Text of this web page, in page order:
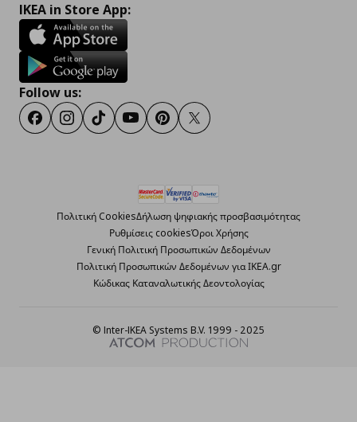
IKEA in Store App:
Follow us:
FacebookInstagram
TikTokYoutubePinterestTwitter
Πολιτική CookiesΔήλωση ψηφιακής προσβασιμότητας
Ρυθμίσεις cookiesΌροι Χρήσης
Γενική Πολιτική Προσωπικών Δεδομένων
Πολιτική Προσωπικών Δεδομένων για ΙΚΕΑ.gr
Κώδικας Καταναλωτικής Δεοντολογίας
© Inter-IKEA Systems B.V. 1999 - 2025